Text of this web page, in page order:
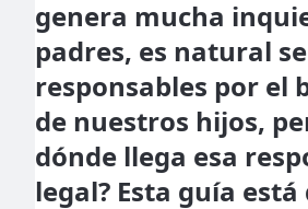
genera mucha
padres, es natural
responsables por el
de nuestros hijos,
dónde llega esa
legal? Esta guía